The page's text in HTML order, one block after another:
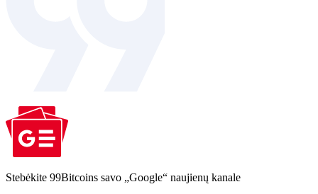
Stebėkite 99Bitcoins savo „Google“ naujienų kanale